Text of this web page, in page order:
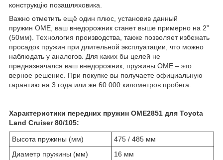
конструкцію позашляховика.
Важно отметить ещё один плюс, установив данный
пружин OME, ваш внедорожник станет выше примерно на 2”
(50мм). Технология производства, также позволяет избежать
просадок пружин при длительной эксплуатации, что можно
наблюдать у аналогов. Для каких бы целей не
предназначался ваш внедорожник, пружины OME – это
верное решение. При покупке вы получаете официальную
гарантию на 3 года или же 60 000 километров пробега.
Характеристики передних пружин OME2851 для Toyota
Land Cruiser 80/105:
Высота пружины (мм)
475 / 485 мм
Диаметр пружины (мм)
16 мм